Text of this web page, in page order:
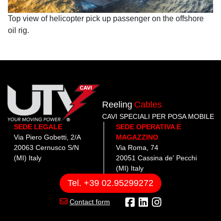
GUIDA ALL'USO DEI CAVI
RAGGIO CURVATURA
CATALOGO UTVFLEX
Top view of helicopter pick up passenger on the offshore
oil rig.
Reeling Cables
CAVI SPECIALI PER POSA MOBILE
SEDE LEGALE
Via Piero Gobetti, 2/A
20063 Cernusco S/N
(MI) Italy
SEDE OPERATIVA E
MAGAZZINO
Via Roma, 74
20051 Cassina de' Pecchi
(MI) Italy
Tel. +39 02.95299272
Contact form